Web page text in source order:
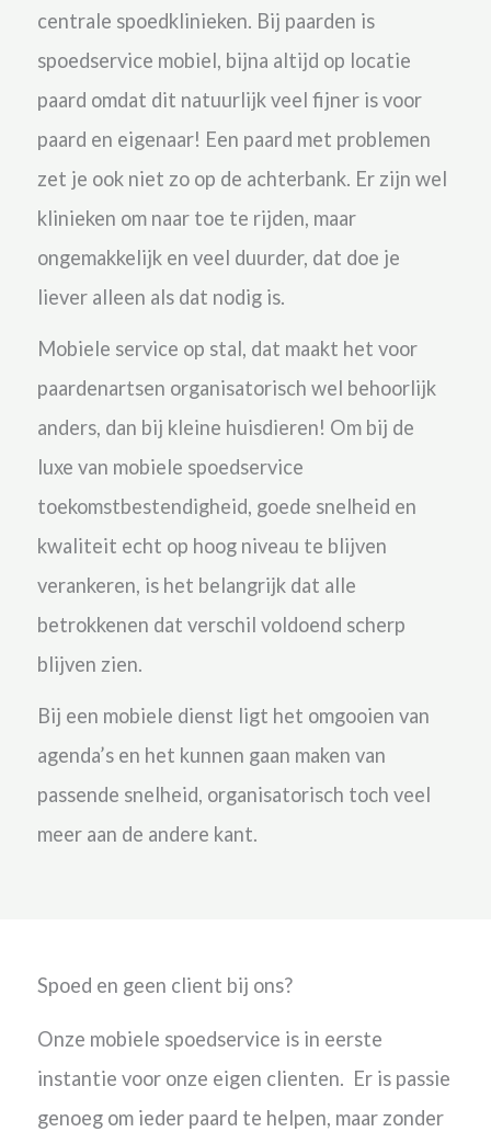
centrale spoedklinieken. Bij paarden is
spoedservice mobiel, bijna altijd op locatie
paard omdat dit natuurlijk veel fijner is voor
paard en eigenaar! Een paard met problemen
zet je ook niet zo op de achterbank. Er zijn wel
klinieken om naar toe te rijden, maar
ongemakkelijk en veel duurder, dat doe je
liever alleen als dat nodig is.
Mobiele service op stal, dat maakt het voor
paardenartsen organisatorisch wel behoorlijk
anders, dan bij kleine huisdieren! Om bij de
luxe van mobiele spoedservice
toekomstbestendigheid, goede snelheid en
kwaliteit echt op hoog niveau te blijven
verankeren, is het belangrijk dat alle
betrokkenen dat verschil voldoend scherp
blijven zien.
Bij een mobiele dienst ligt het omgooien van
agenda’s en het kunnen gaan maken van
passende snelheid, organisatorisch toch veel
meer aan de andere kant.
Spoed en geen client bij ons?
Onze mobiele spoedservice is in eerste
instantie voor onze eigen clienten. Er is passie
genoeg om ieder paard te helpen, maar zonder